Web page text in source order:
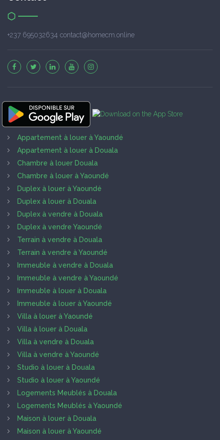
+237 695032634 contact@homecm.online
Appartement à louer à Yaoundé
Appartement à louer à Douala
Chambre à louer Douala
Chambre à louer à Yaoundé
Duplex à louer à Yaoundé
Duplex à louer à Douala
Duplex à vendre à Douala
Duplex à vendre Yaoundé
Terrain à vendre à Douala
Terrain à vendre à Yaoundé
Immeuble à vendre à Douala
Immeuble à vendre à Yaoundé
Immeuble à louer à Douala
Immeuble à louer à Yaoundé
Villa à louer à Yaoundé
Villa à louer à Douala
Villa à vendre à Douala
Villa à vendre à Yaoundé
Studio à louer à Douala
Studio à louer à Yaoundé
Logements Meublés à Douala
Logements Meublés à Yaoundé
Maison à louer à Douala
Maison à louer à Yaoundé